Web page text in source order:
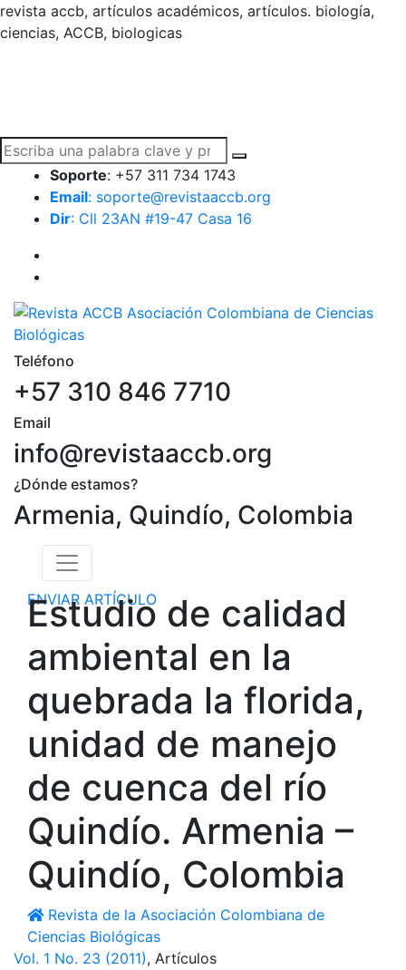
revista accb, artículos académicos, artículos. biología,
ciencias, ACCB, biologicas
Soporte: +57 311 734 1743
Email: soporte@revistaaccb.org
Dir: Cll 23AN #19-47 Casa 16
Teléfono
+57 310 846 7710
Email
info@revistaaccb.org
¿Dónde estamos?
Armenia, Quindío, Colombia
ENVIAR ARTÍCULO
Estudio de calidad
ambiental en la
quebrada la florida,
unidad de manejo
de cuenca del río
Quindío. Armenia –
Quindío, Colombia
Revista de la Asociación Colombiana de
Ciencias Biológicas
Vol. 1 No. 23 (2011), Artículos